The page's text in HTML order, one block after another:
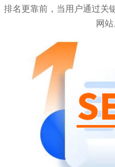
排名更靠前，当用户通过关
网站